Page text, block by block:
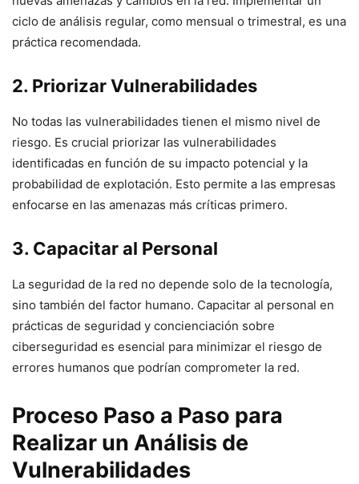
ciclo de análisis regular, como mensual o trimestral, es una
práctica recomendada.
2. Priorizar Vulnerabilidades
No todas las vulnerabilidades tienen el mismo nivel de
riesgo. Es crucial priorizar las vulnerabilidades
identificadas en función de su impacto potencial y la
probabilidad de explotación. Esto permite a las empresas
enfocarse en las amenazas más críticas primero.
3. Capacitar al Personal
La seguridad de la red no depende solo de la tecnología,
sino también del factor humano. Capacitar al personal en
prácticas de seguridad y concienciación sobre
ciberseguridad es esencial para minimizar el riesgo de
errores humanos que podrían comprometer la red.
Proceso Paso a Paso para
Realizar un Análisis de
Vulnerabilidades